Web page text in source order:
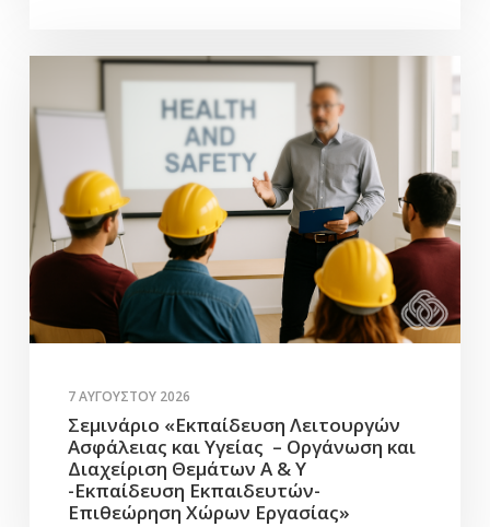
7 ΑΥΓΟΎΣΤΟΥ 2026
Σεμινάριο «Εκπαίδευση Λειτουργών
Ασφάλειας και Υγείας – Οργάνωση και
Διαχείριση Θεμάτων Α & Υ
-Εκπαίδευση Εκπαιδευτών-
Επιθεώρηση Χώρων Εργασίας»